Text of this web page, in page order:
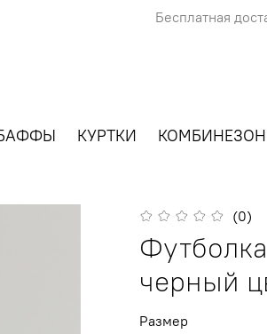
Бесплатная
КУРТКИ
(0)
черный
Размер